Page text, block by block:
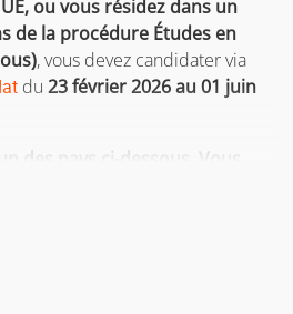
demandeur d'emploi, travailleur
requis pour intégrer la
entreprendre une démarche
et de l’apprentissage
ou vous résidez dans un
de la procédure Études en
, vous devez candidater via
du 23 février 2026 au 01 juin
des pays ci-dessous. Vous
Études en France :
en ligne